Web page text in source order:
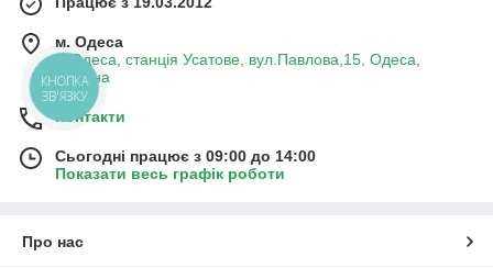
поліетилену, має різний діаметр:
20мм;
25мм;
40мм;
75мм;
м. Одеса
м.Одеса, станція Усатове, вул.Павлова,15, Одеса,
Україна
Контакти
Сьогодні працює з 09:00 до 14:00
Показати весь графік роботи
Про нас
КНОПКА
ЗВ'ЯЗКУ